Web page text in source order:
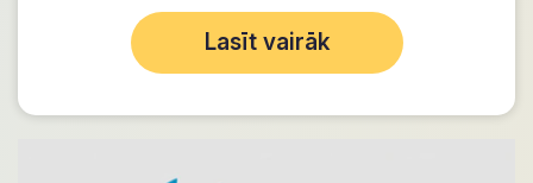
Lasīt vairāk